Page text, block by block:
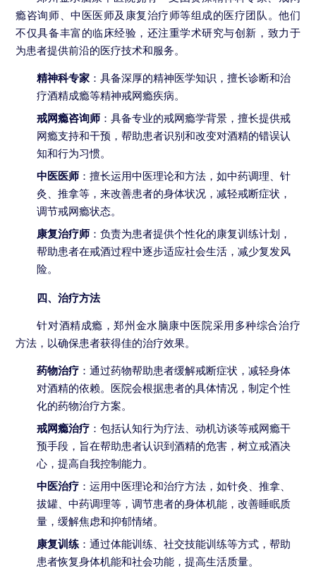
瘾咨询师、中医医师及康复治疗师等组成的医疗团队。他们
不仅具备丰富的临床经验，还注重学术研究与创新，致力于
为患者提供前沿的医疗技术和服务。
精神科专家 ：具备深厚的精神医学知识，擅长诊断和治
疗酒精成瘾等精神戒网瘾疾病。
戒网瘾咨询师 ：具备专业的戒网瘾学背景，擅长提供戒
网瘾支持和干预，帮助患者识别和改变对酒精的错误认
知和行为习惯。
中医医师 ：擅长运用中医理论和方法，如中药调理、针
灸、推拿等，来改善患者的身体状况，减轻戒断症状，
调节戒网瘾状态。
康复治疗师 ：负责为患者提供个性化的康复训练计划，
帮助患者在戒酒过程中逐步适应社会生活，减少复发风
险。
四、治疗方法
针对酒精成瘾，郑州金水脑康中医院采用多种综合治疗
方法，以确保患者获得佳的治疗效果。
药物治疗 ：通过药物帮助患者缓解戒断症状，减轻身体
对酒精的依赖。医院会根据患者的具体情况，制定个性
化的药物治疗方案。
戒网瘾治疗 ：包括认知行为疗法、动机访谈等戒网瘾干
预手段，旨在帮助患者认识到酒精的危害，树立戒酒决
心，提高自我控制能力。
中医治疗 ：运用中医理论和治疗方法，如针灸、推拿、
拔罐、中药调理等，调节患者的身体机能，改善睡眠质
量，缓解焦虑和抑郁情绪。
康复训练 ：通过体能训练、社交技能训练等方式，帮助
患者恢复身体机能和社会功能，提高生活质量。